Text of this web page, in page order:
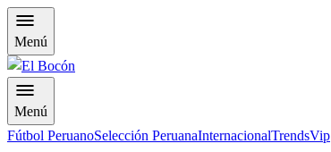
Menú
Menú
Fútbol PeruanoSelección PeruanaInternacionalTrendsVip